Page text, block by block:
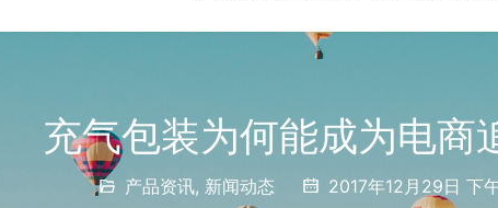
充气包装为何能成为电商
产品资讯, 新闻动态 2017年12月29日 下